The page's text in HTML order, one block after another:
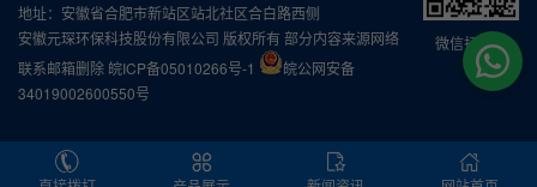
微信扫一扫
地址：安徽省合肥市新站区站北社区合白路西侧
安徽元琛环保科技股份有限公司 版权所有 部分内容来源网络
联系邮箱删除 皖ICP备05010266号-1
皖公网安备
34019002600550号